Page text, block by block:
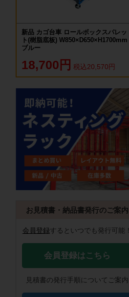
新品 カゴ台車 ロールボックスパレッ
ト(樹脂底板) W850×D650×H1700mm
ブルー
18,700円 税込20,570円
お見積書・納品書発行のご案内
会員登録するといつでも発行可能！
会員登録はこちら
見積書の発行手順についてご案内